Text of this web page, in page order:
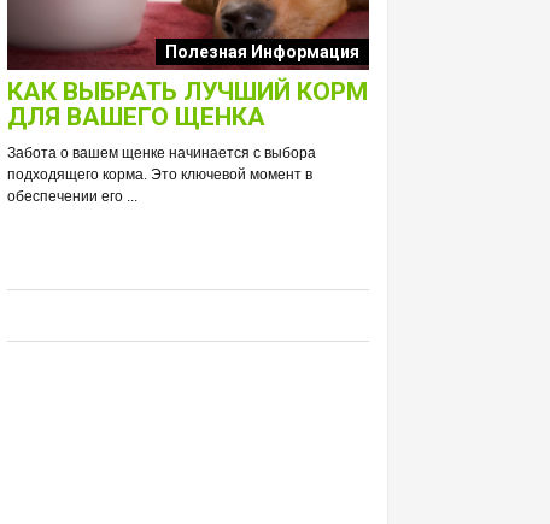
Полезная Информация
КАК ВЫБРАТЬ ЛУЧШИЙ КОРМ
ДЛЯ ВАШЕГО ЩЕНКА
Забота о вашем щенке начинается с выбора
подходящего корма. Это ключевой момент в
обеспечении его ...